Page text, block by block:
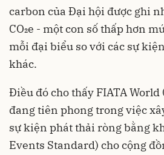
carbon của Đại hội được ghi
CO₂e - một con số thấp hơn
mỗi đại biểu so với các sự
khác.
Điều đó cho thấy FIATA World
đang tiên phong trong việc
sự kiện phát thải ròng bằng
Events Standard) cho cộng